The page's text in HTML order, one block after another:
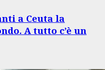
a Ceuta la
A tutto c’è un